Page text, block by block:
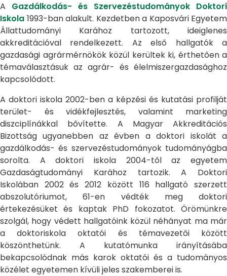
A Gazdálkodás- és Szervezéstudományok Doktori
Iskola 1993-ban alakult. Kezdetben a Kaposvári Egyetem
Állattudományi Karához tartozott, ideiglenes
akkreditációval rendelkezett. Az első hallgatók a
gazdasági agrármérnökök közül kerültek ki, érthetően a
témaválasztásuk az agrár- és élelmiszergazdasághoz
kapcsolódott.
A doktori iskola 2002-ben a képzési és kutatási profilját
terület- és vidékfejlesztés, valamint marketing
diszciplínákkal bővítette. A Magyar Akkreditációs
Bizottság ugyanebben az évben a doktori iskolát a
gazdálkodás- és szervezéstudományok tudományágba
sorolta. A doktori iskola 2004-től az egyetem
Gazdaságtudományi Karához tartozik. A Doktori
Iskolában 2002 és 2012 között 116 hallgató szerzett
abszolutóriumot, 61-en védték meg doktori
értekezésüket és kaptak PhD fokozatot. Örömünkre
szolgál, hogy védett hallgatóink közül néhányat ma már
a doktoriskola oktatói és témavezetői között
köszönthetünk. A kutatómunka irányításába
bekapcsolódnak más karok oktatói és a tudományos
közélet egyetemen kívüli jeles szakemberei is.